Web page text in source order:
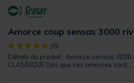
Amorce coup sensas 3000
[object Object] out of 5 Customer
(5)
Détails du produit : Amorce sensas 3000
CLASSIQUE Dés que ces amorces sont...